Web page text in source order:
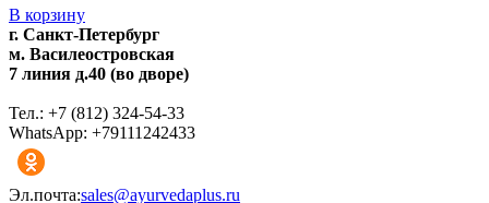
В корзину
г. Санкт-Петербург
м. Василеостровская
7 линия д.40 (во дворе)
Тел.: +7 (812) 324-54-33
WhatsApp: +79111242433
Эл.почта:sales@ayurvedaplus.ru